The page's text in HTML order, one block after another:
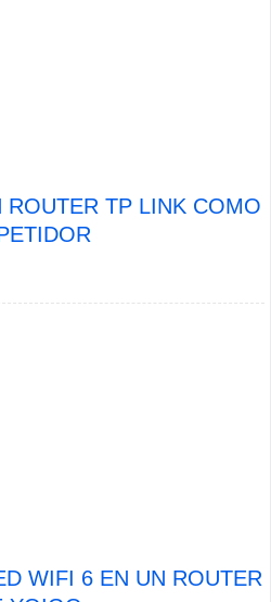
TP LINK COMO
WIFI 6 EN UN ROUTER